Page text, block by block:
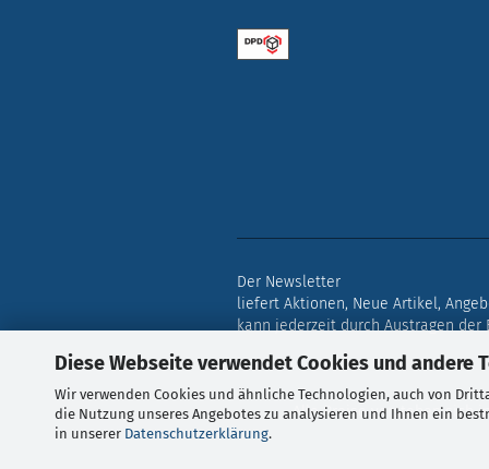
Diese Webseite verwendet Cookies und andere
Wir verwenden Cookies und ähnliche Technologien, auch von
die Nutzung unseres Angebotes zu analysieren und Ihnen ein
in unserer Datenschutzerklärung.
Der Newsletter
liefert Aktionen, Neue Artikel,
kann jederzeit durch Austragen
Alle Preise verstehen sich